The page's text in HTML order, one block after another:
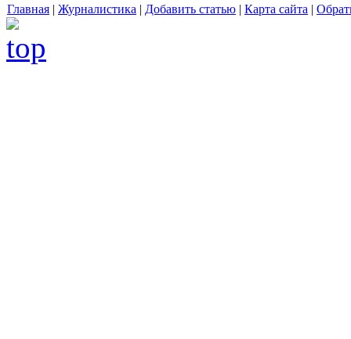
Главная | Журналистика | Добавить статью | Карта сайта |